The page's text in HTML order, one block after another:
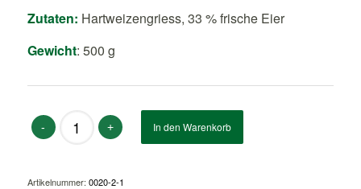
Zutaten: Hartweizengriess, 33 % frische Eier
Gewicht: 500 g
In den Warenkorb
Artikelnummer: 0020-2-1